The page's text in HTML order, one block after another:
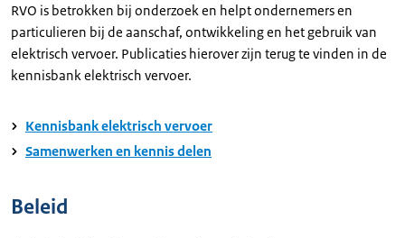
RVO is betrokken bij onderzoek en helpt ondernemers en
particulieren bij de aanschaf, ontwikkeling en het gebruik van
elektrisch vervoer. Publicaties hierover zijn terug te vinden in de
kennisbank elektrisch vervoer.
Kennisbank elektrisch vervoer
Samenwerken en kennis delen
Beleid